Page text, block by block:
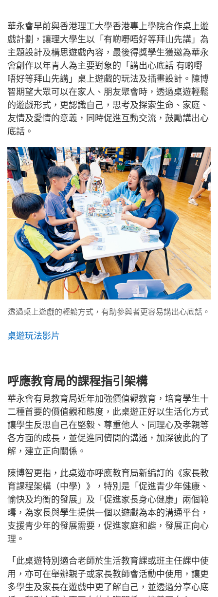
華永會早前與香港理工大學香港專上學院合作桌上遊
戲計劃，讓理大學生以「有啲嘢唔好等拜山先講」為
主題設計及構思遊戲內容，最後得獎學生獲邀為華永
會創作以年青人為主要對象的「講出心底話 有啲嘢
唔好等拜山先講」桌上遊戲的玩法及插畫設計。陳博
智期望大眾可以在家人、朋友聚會時，透過桌遊輕鬆
的遊戲形式，更認識自己，思考及探索生命、家庭、
友情及愛情的意義，同時促進互動交流，鼓勵講出心
底話。
透過桌上遊戲的輕鬆方式，有助參與者更容易講出心底話。
桌遊玩法影片
呼應教育局的課程指引架構
華永會有見教育局近年加強價值觀教育，培育學生十
二種首要的價值觀和態度，此桌遊正好以生活化方式
讓學生反思自己在堅毅、尊重他人、同理心及孝親等
各方面的成長，並促進同儕間的溝通，加深彼此的了
解，建立正向關係。
陳博智更指，此桌遊亦呼應教育局新編訂的《家長教
育課程架構（中學）》，特別是「促進青少年健康、
愉快及均衡的發展」及「促進家長身心健康」兩個範
疇，為家長與學生提供一個以遊戲為本的溝通平台，
支援青少年的發展需要，促進家庭和諧，發展正向心
理。
「此桌遊特別適合老師於生活教育課或班主任課中使
用，亦可在舉辦親子或家長教師會活動中使用，讓更
多學生及家長在遊戲中更了解自己，並透過分享心底